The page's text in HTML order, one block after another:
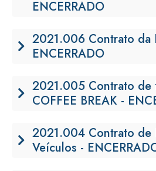
ENCERRADO
2021.006 Contrato da
ENCERRADO
2021.005 Contrato de
COFFEE BREAK -
2021.004 Contrato de
Veículos -